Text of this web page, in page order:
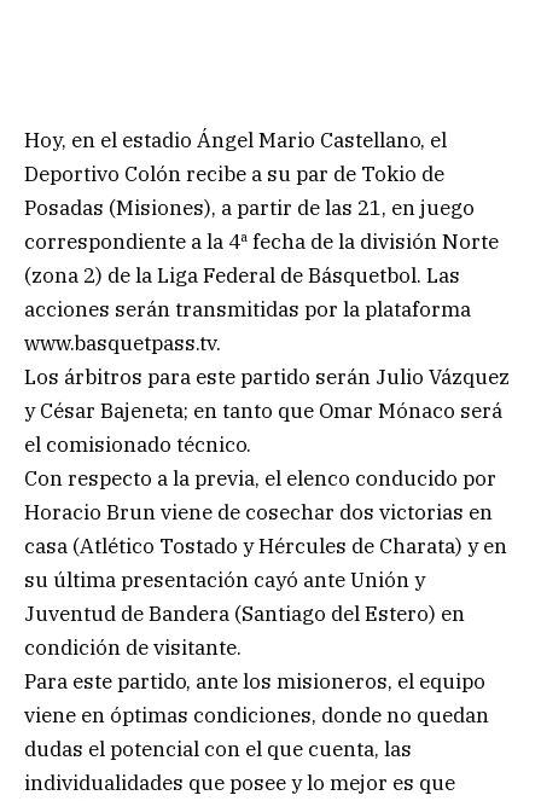
Hoy, en el estadio Ángel Mario Castellano, el
Deportivo Colón recibe a su par de Tokio de
Posadas (Misiones), a partir de las 21, en juego
correspondiente a la 4ª fecha de la división Norte
(zona 2) de la Liga Federal de Básquetbol. Las
acciones serán transmitidas por la plataforma
www.basquetpass.tv.
Los árbitros para este partido serán Julio Vázquez
y César Bajeneta; en tanto que Omar Mónaco será
el comisionado técnico.
Con respecto a la previa, el elenco conducido por
Horacio Brun viene de cosechar dos victorias en
casa (Atlético Tostado y Hércules de Charata) y en
su última presentación cayó ante Unión y
Juventud de Bandera (Santiago del Estero) en
condición de visitante.
Para este partido, ante los misioneros, el equipo
viene en óptimas condiciones, donde no quedan
dudas el potencial con el que cuenta, las
individualidades que posee y lo mejor es que